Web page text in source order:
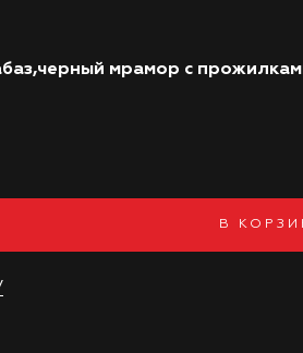
мрамор с
В